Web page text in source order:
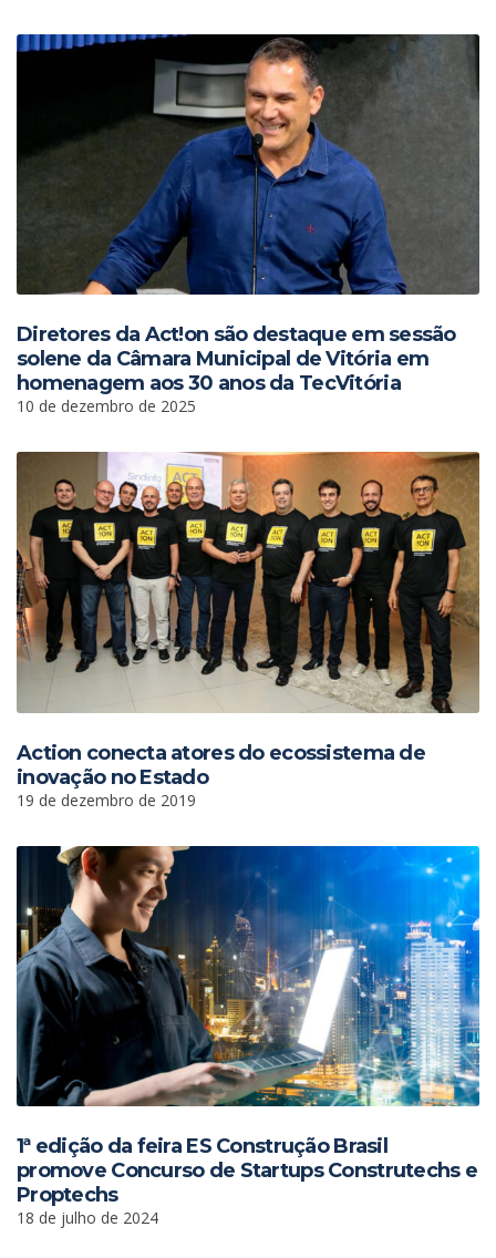
Diretores da Act!on são destaque em sessão
solene da Câmara Municipal de Vitória em
homenagem aos 30 anos da TecVitória
10 de dezembro de 2025
Action conecta atores do ecossistema de
inovação no Estado
19 de dezembro de 2019
1ª edição da feira ES Construção Brasil
promove Concurso de Startups Construtechs e
Proptechs
18 de julho de 2024